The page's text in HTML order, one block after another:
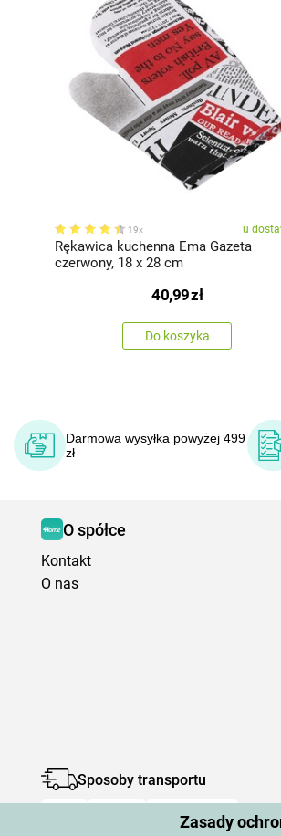
Zasady
19x u
Rękawica kuchenna Ema Gazeta
czerwony, 18 x 28 cm
40,99zł
Do koszyka
Darmowa wysyłka powyżej 499
zł
O spółce
Kontakt
O nas
Sposoby transportu